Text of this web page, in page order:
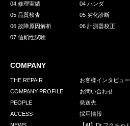
04 修理実績
05 品質検査
06 故障原因解析
07 信頼性試験
04 ハンダ
05 劣化診断
06 計測器校正
COMPANY
THE REPAIR
COMPANY PROFILE
PEOPLE
ACCESS
お客様インタビュー
お問い合わせ
発送先
採用情報